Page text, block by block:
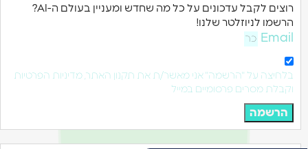
רוצים לקבל עדכונים על כל מה שחדש ומעניין בעולם ה-AI?
הרשמו לניוזלטר שלנו!
Email
בלחיצה על "הרשמה" אני מאשר/ת את תקנון האתר, מדיניות הפרטיות
וקבלת מסרים פרסומיים במייל
הרשמה